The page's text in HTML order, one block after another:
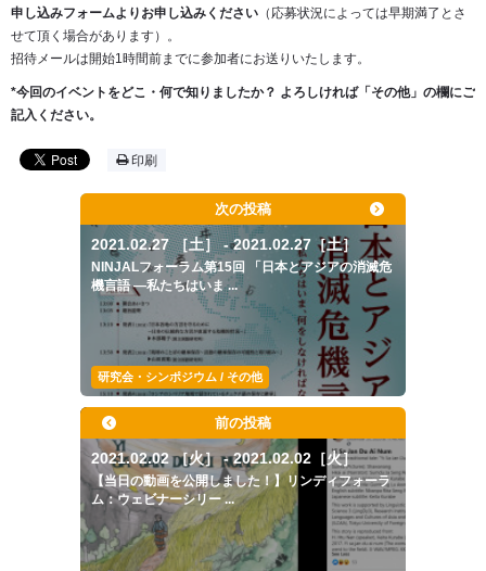
申し込みフォームよりお申し込みください （応募状況によっては早期満了とさ
せて頂く場合があります）。
招待メールは開始1時間前までに参加者にお送りいたします。
*今回のイベントをどこ・何で知りましたか？ よろしければ「その他」の欄にご
記入ください。
印刷
次の投稿
2021.02.27 ［土］ - 2021.02.27［土］
NINJALフォーラム第15回 「日本とアジアの消滅危
機言語 ―私たちはいま ...
研究会・シンポジウム / その他
前の投稿
2021.02.02 ［火］ - 2021.02.02［火］
【当日の動画を公開しました！】リンディフォーラ
ム：ウェビナーシリー ...